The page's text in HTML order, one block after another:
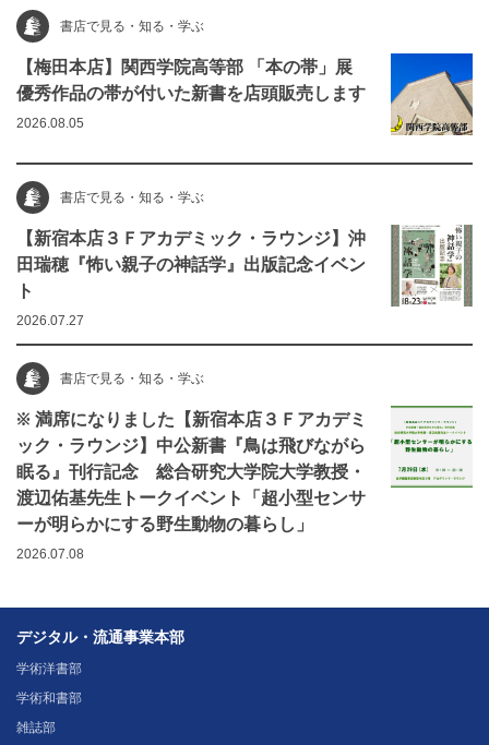
書店で見る・知る・学ぶ
【梅田本店】関西学院高等部 「本の帯」展
優秀作品の帯が付いた新書を店頭販売します
2026.08.05
書店で見る・知る・学ぶ
【新宿本店３Ｆアカデミック・ラウンジ】沖
田瑞穂『怖い親子の神話学』出版記念イベン
ト
2026.07.27
書店で見る・知る・学ぶ
※ 満席になりました【新宿本店３Ｆアカデミ
ック・ラウンジ】中公新書『鳥は飛びながら
眠る』刊行記念 総合研究大学院大学教授・
渡辺佑基先生トークイベント「超小型センサ
ーが明らかにする野生動物の暮らし」
2026.07.08
デジタル・流通事業本部
学術洋書部
学術和書部
雑誌部